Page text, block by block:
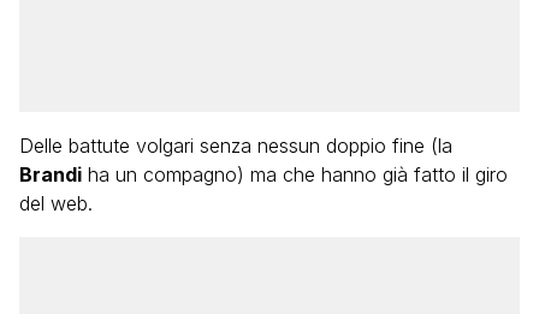
Delle battute volgari senza nessun doppio fine (la
Brandi ha un compagno) ma che hanno già fatto il giro
del web.